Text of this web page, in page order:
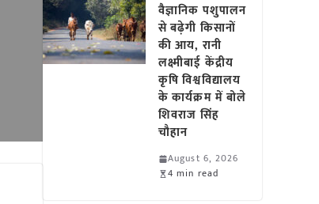
वैज्ञानिक पशुपालन
से बढ़ेगी किसानों
की आय, रानी
लक्ष्मीबाई केंद्रीय
कृषि विश्वविद्यालय
के कार्यक्रम में बोले
शिवराज सिंह
चौहान
August 6, 2026
4 min read